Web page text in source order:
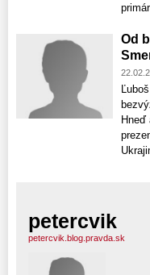
Od
Hneď
petercvik
petercvik.blog.pravda.sk